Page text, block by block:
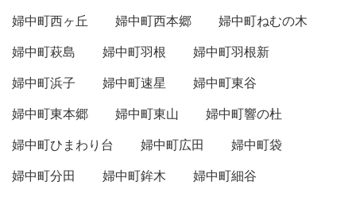
婦中町西ヶ丘
婦中町西本郷
婦中町ねむの木
婦中町萩島
婦中町羽根
婦中町羽根新
婦中町浜子
婦中町速星
婦中町東谷
婦中町東本郷
婦中町東山
婦中町響の杜
婦中町ひまわり台
婦中町広田
婦中町袋
婦中町分田
婦中町鉾木
婦中町細谷